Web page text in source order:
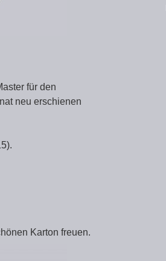
für den
neu erschienen
Karton freuen.